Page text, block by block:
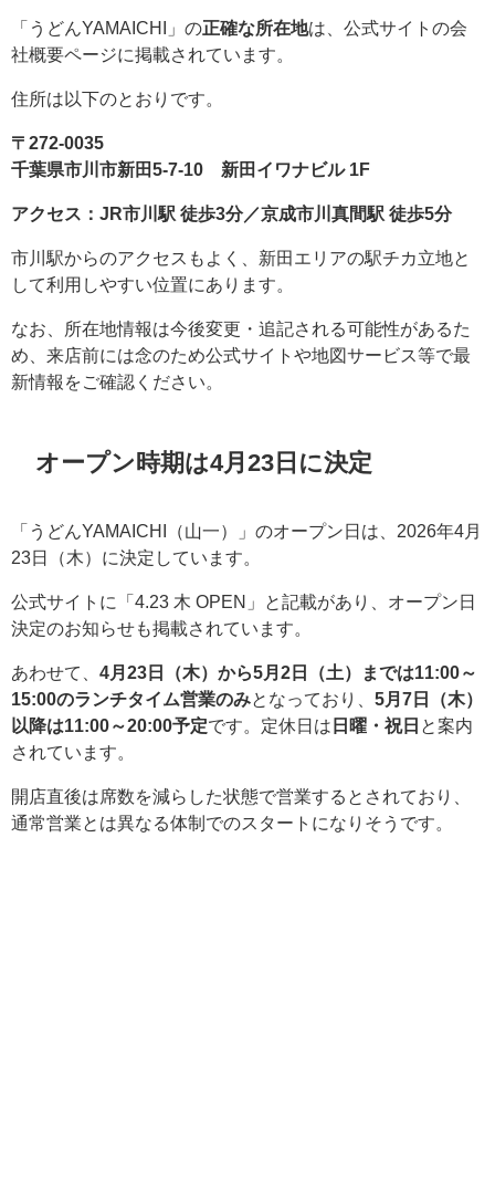
「うどんYAMAICHI」の正確な所在地は、公式サイトの会
社概要ページに掲載されています。
住所は以下のとおりです。
〒272-0035
千葉県市川市新田5-7-10 新田イワナビル 1F
アクセス：JR市川駅 徒歩3分／京成市川真間駅 徒歩5分
市川駅からのアクセスもよく、新田エリアの駅チカ立地と
して利用しやすい位置にあります。
なお、所在地情報は今後変更・追記される可能性があるた
め、来店前には念のため公式サイトや地図サービス等で最
新情報をご確認ください。
オープン時期は4月23日に決定
「うどんYAMAICHI（山一）」のオープン日は、2026年4月
23日（木）に決定しています。
公式サイトに「4.23 木 OPEN」と記載があり、オープン日
決定のお知らせも掲載されています。
あわせて、 4月23日（木）から5月2日（土）までは11:00～
15:00のランチタイム営業のみとなっており、 5月7日（木）
以降は11:00～20:00予定です。定休日は 日曜・祝日 と案内
されています。
開店直後は席数を減らした状態で営業するとされており、
通常営業とは異なる体制でのスタートになりそうです。